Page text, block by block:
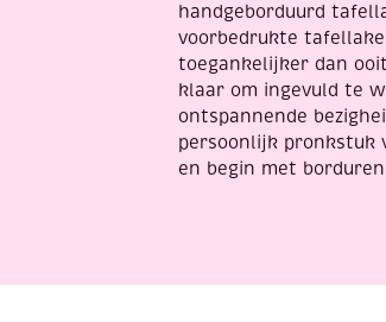
handgeborduurd
voorbedrukte
toegankelijker dan
klaar om ingevuld te
ontspannende
persoonlijk pronkstuk
en begin met